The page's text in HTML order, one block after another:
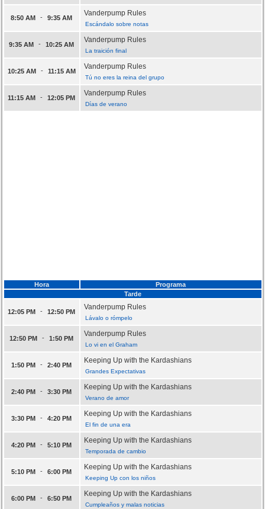
8:50 AM - 9:35 AM
Vanderpump Rules
Escándalo sobre notas
9:35 AM - 10:25 AM
Vanderpump Rules
La traición final
10:25 AM - 11:15 AM
Vanderpump Rules
Tú no eres la reina del grupo
11:15 AM - 12:05 PM
Vanderpump Rules
Días de verano
Hora
Programa
Tarde
12:05 PM - 12:50 PM
Vanderpump Rules
Lávalo o rómpelo
12:50 PM - 1:50 PM
Vanderpump Rules
Lo vi en el Graham
1:50 PM - 2:40 PM
Keeping Up with the Kardashians
Grandes Expectativas
2:40 PM - 3:30 PM
Keeping Up with the Kardashians
Verano de amor
3:30 PM - 4:20 PM
Keeping Up with the Kardashians
El fin de una era
4:20 PM - 5:10 PM
Keeping Up with the Kardashians
Temporada de cambio
5:10 PM - 6:00 PM
Keeping Up with the Kardashians
Keeping Up con los niños
6:00 PM - 6:50 PM
Keeping Up with the Kardashians
Cumpleaños y malas noticias